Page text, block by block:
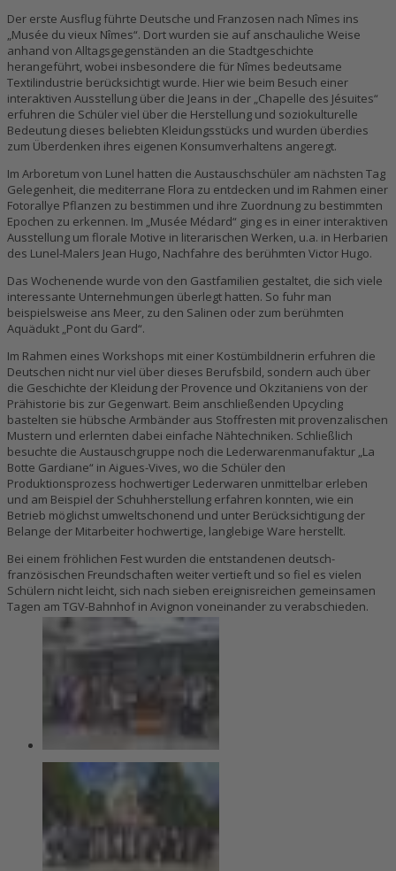
Der erste Ausflug führte Deutsche und Franzosen nach Nîmes ins
„Musée du vieux Nîmes“. Dort wurden sie auf anschauliche Weise
anhand von Alltagsgegenständen an die Stadtgeschichte
herangeführt, wobei insbesondere die für Nîmes bedeutsame
Textilindustrie berücksichtigt wurde. Hier wie beim Besuch einer
interaktiven Ausstellung über die Jeans in der „Chapelle des Jésuites“
erfuhren die Schüler viel über die Herstellung und soziokulturelle
Bedeutung dieses beliebten Kleidungsstücks und wurden überdies
zum Überdenken ihres eigenen Konsumverhaltens angeregt.
Im Arboretum von Lunel hatten die Austauschschüler am nächsten Tag
Gelegenheit, die mediterrane Flora zu entdecken und im Rahmen einer
Fotorallye Pflanzen zu bestimmen und ihre Zuordnung zu bestimmten
Epochen zu erkennen. Im „Musée Médard“ ging es in einer interaktiven
Ausstellung um florale Motive in literarischen Werken, u.a. in Herbarien
des Lunel-Malers Jean Hugo, Nachfahre des berühmten Victor Hugo.
Das Wochenende wurde von den Gastfamilien gestaltet, die sich viele
interessante Unternehmungen überlegt hatten. So fuhr man
beispielsweise ans Meer, zu den Salinen oder zum berühmten
Aquädukt „Pont du Gard“.
Im Rahmen eines Workshops mit einer Kostümbildnerin erfuhren die
Deutschen nicht nur viel über dieses Berufsbild, sondern auch über
die Geschichte der Kleidung der Provence und Okzitaniens von der
Prähistorie bis zur Gegenwart. Beim anschließenden Upcycling
bastelten sie hübsche Armbänder aus Stoffresten mit provenzalischen
Mustern und erlernten dabei einfache Nähtechniken. Schließlich
besuchte die Austauschgruppe noch die Lederwarenmanufaktur „La
Botte Gardiane“ in Aigues-Vives, wo die Schüler den
Produktionsprozess hochwertiger Lederwaren unmittelbar erleben
und am Beispiel der Schuhherstellung erfahren konnten, wie ein
Betrieb möglichst umweltschonend und unter Berücksichtigung der
Belange der Mitarbeiter hochwertige, langlebige Ware herstellt.
Bei einem fröhlichen Fest wurden die entstandenen deutsch-
französischen Freundschaften weiter vertieft und so fiel es vielen
Schülern nicht leicht, sich nach sieben ereignisreichen gemeinsamen
Tagen am TGV-Bahnhof in Avignon voneinander zu verabschieden.